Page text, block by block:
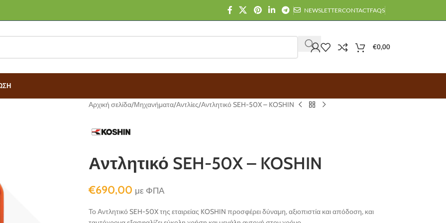
NEWSLETTERCONTACTFAQS
€0,00
Αρχική σελίδα Μηχανήματα Αντλίες Αντλητικό SEH-50X – KOSHIN
Αντλητικό SEH-50X – KOSHIN
€690,00 με ΦΠΑ
Το Αντλητικό SEH-50X της εταιρείας KOSHIN προσφέρει δύναμη, αξιοπιστία και απόδοση, και